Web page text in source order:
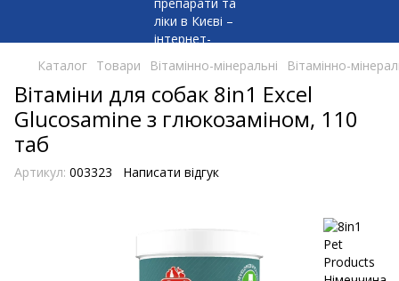
Каталог Товари Вітамінно-мінеральні Вітамінно-
Вітаміни для собак 8in1 Excel
Glucosamine з глюкозаміном, 110
таб
Артикул: 003323 Написати відгук